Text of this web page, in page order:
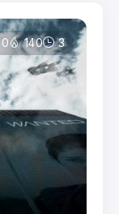
0 140 3